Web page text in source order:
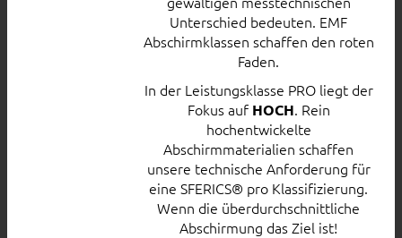
Unterschied bedeuten. EMF
Abschirmklassen schaffen den roten
Faden.
In der Leistungsklasse PRO liegt der
Fokus auf HOCH. Rein
hochentwickelte
Abschirmmaterialien schaffen
unsere technische Anforderung für
eine SFERICS® pro Klassifizierung.
Wenn die überdurchschnittliche
Abschirmung das Ziel ist!